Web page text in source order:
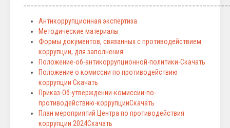
Антикоррупционная экспертиза
Методические материалы
Формы документов, связанных с противодействием
коррупции, для заполнения
Положение-об-антикоррупционной-политики-Скачать
Положение о комиссии по противодействию
коррупции Скачать
Приказ-Об-утверждении-комиссии-по-
противодействию-коррупцииСкачать
План мероприятий Центра по противодействия
коррупции 2024Скачать